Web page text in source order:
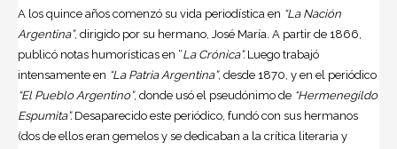
A los quince años comenzó su vida periodística en “La Nación
Argentina”, dirigido por su hermano, José María. A partir de 1866,
publicó notas humorísticas en “La Crónica”.Luego trabajó
intensamente en “La Patria Argentina”, desde 1870, y en el periódico
“El Pueblo Argentino”, donde usó el pseudónimo de “Hermenegildo
Espumita”. Desaparecido este periódico, fundó con sus hermanos
(dos de ellos eran gemelos y se dedicaban a la crítica literaria y